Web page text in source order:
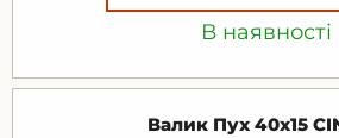
В наявності
Валик Пух 40x15